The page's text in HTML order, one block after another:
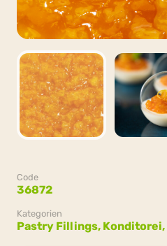
Code
36872
Kategorien
Pastry Fillings, Konditorei,